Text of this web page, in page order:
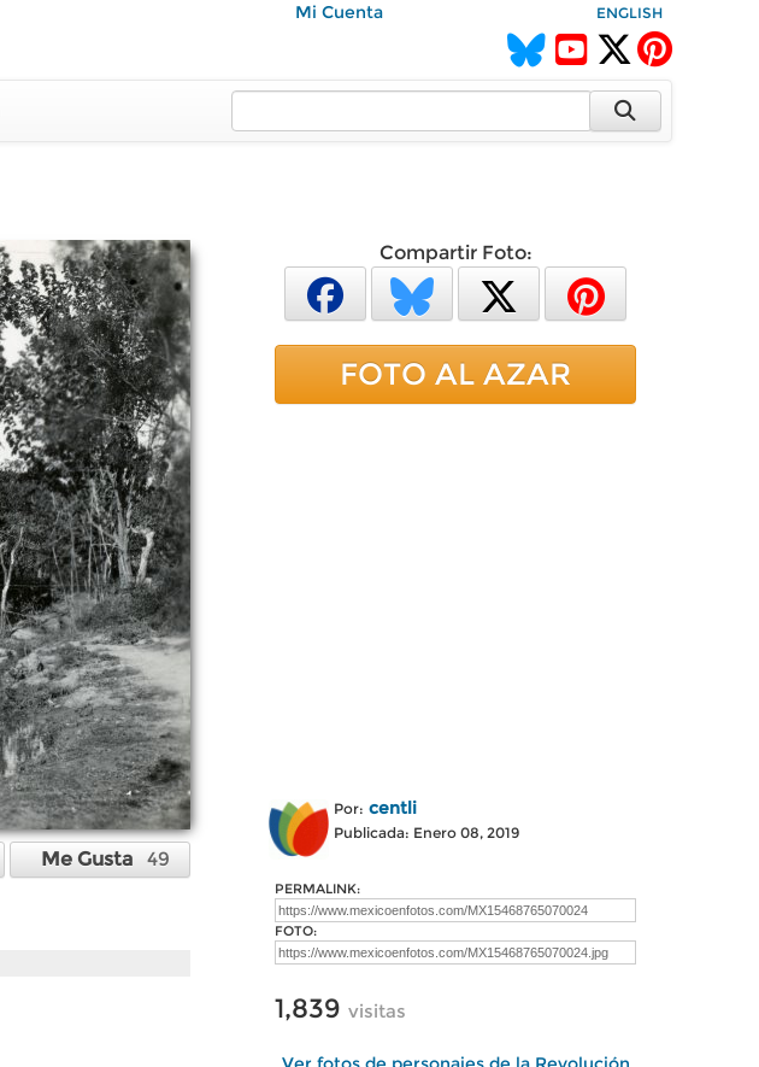
Mi Cuenta ENGLISH
Me Gusta 49
Compartir Foto:
FOTO AL AZAR
Por: centli
Publicada: Enero 08, 2019
PERMALINK:
FOTO:
1,839 visitas